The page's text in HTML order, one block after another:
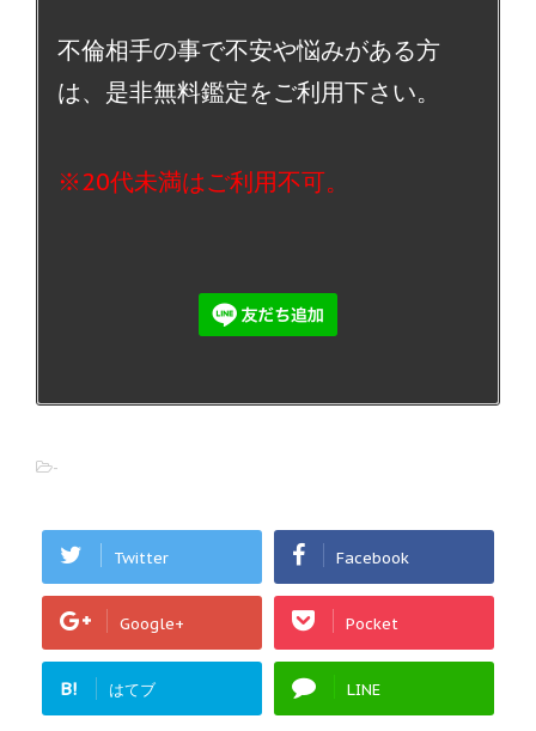
不倫相手の事で不安や悩みがある方
は、是非無料鑑定をご利用下さい。
※20代未満はご利用不可。
-
Twitter Facebook
Google+ Pocket
B! はてブ LINE